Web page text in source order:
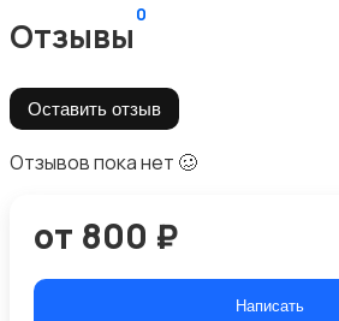
Отзывы
0
Оставить отзыв
Отзывов пока нет 🥴
от 800 ₽
Написать